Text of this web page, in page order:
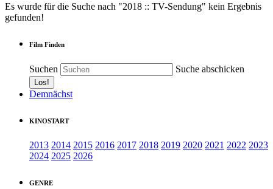
Es wurde für die Suche nach "2018 :: TV-Sendung" kein Ergebnis
gefunden!
Film Finden
Suchen Suche abschicken
Demnächst
KINOSTART
2013 2014 2015 2016 2017 2018 2019 2020 2021 2022 2023
2024 2025 2026
GENRE